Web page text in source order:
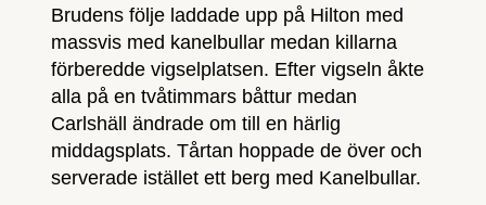
Brudens följe laddade upp på Hilton med
massvis med kanelbullar medan killarna
förberedde vigselplatsen. Efter vigseln åkte
alla på en tvåtimmars båttur medan
Carlshäll ändrade om till en härlig
middagsplats. Tårtan hoppade de över och
serverade istället ett berg med Kanelbullar.